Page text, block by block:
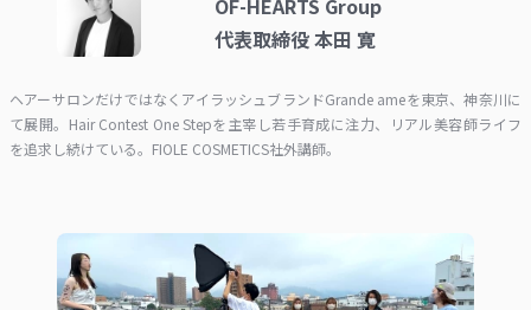
代表取締役 本田 寛
ヘアーサロンだけではなくアイラッシュブランドGrande ameを東京、神奈川に
て展開。Hair Contest One Stepを主宰し若手育成に注力、リアル美容師ライフ
を追求し続けている。FIOLE COSMETICS社外講師。